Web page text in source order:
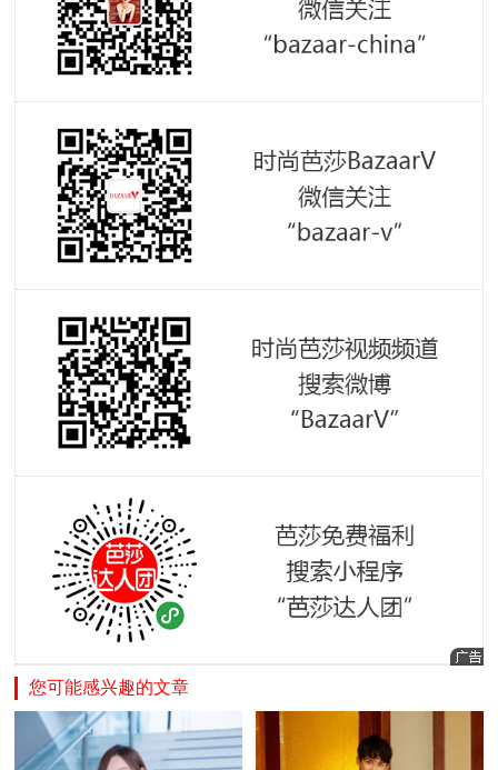
您可能感兴趣的文章